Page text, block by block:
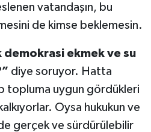
vatandaşın, bu
de kimse beklemesin.
demokrasi ekmek ve su
diye soruyor. Hatta
topluma uygun gördükleri
Oysa hukukun ve
gerçek ve sürdürülebilir